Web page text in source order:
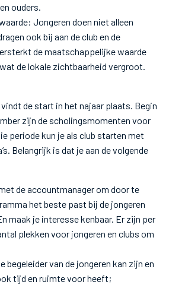
ouders.
Jongeren doen niet alleen
ook bij aan de club en de
de maatschappelijke waarde
de lokale zichtbaarheid vergroot.
vindt de start in het najaar plaats. Begin
zijn de scholingsmomenten voor
periode kun je als club starten met
Belangrijk is dat je aan de volgende
de accountmanager om door te
het beste past bij de jongeren
maak je interesse kenbaar. Er zijn per
plekken voor jongeren en clubs om
begeleider van de jongeren kan zijn en
tijd en ruimte voor heeft;